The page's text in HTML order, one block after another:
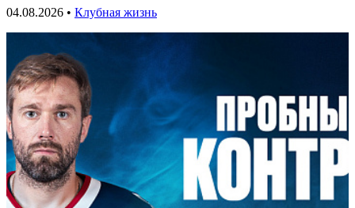
04.08.2026 • Клубная жизнь